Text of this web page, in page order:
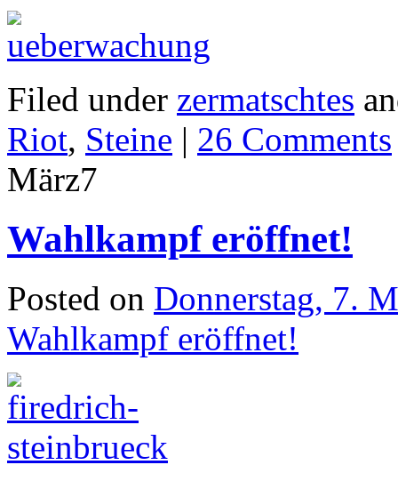
Filed under zermatschtes
Riot, Steine | 26 Comments
März7
Wahlkampf eröffnet!
Posted on Donnerstag, 7.
Wahlkampf eröffnet!